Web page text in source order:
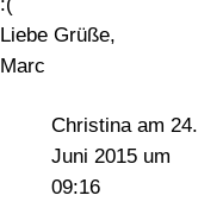
Liebe Grüße,
Marc
Christina am 24.
Juni 2015 um
09:16